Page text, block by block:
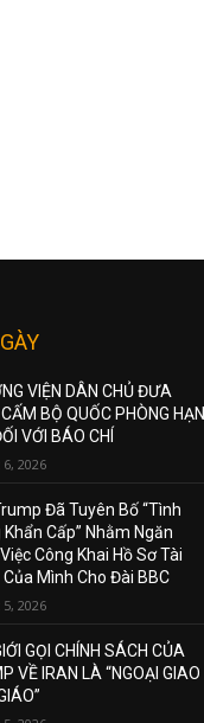
VIỆN DÂN CHỦ ĐƯA
BỘ QUỐC PHÒNG HẠN
VỚI BÁO CHÍ
2026
Đã Tuyên Bố “Tình
Cấp” Nhằm Ngăn
Công Khai Hồ Sơ Tài
Của Mình Cho Đài BBC
2026
GỌI CHÍNH SÁCH CỦA
VỀ IRAN LÀ “NGOẠI GIAO